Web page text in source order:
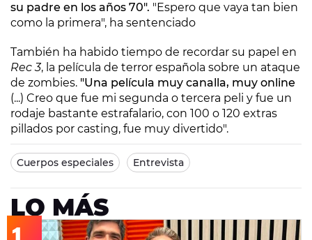
su padre en los años 70". "Espero que vaya tan bien
como la primera", ha sentenciado
También ha habido tiempo de recordar su papel en
Rec 3, la película de terror española sobre un ataque
de zombies. "Una película muy canalla, muy online
(...) Creo que fue mi segunda o tercera peli y fue un
rodaje bastante estrafalario, con 100 o 120 extras
pillados por casting, fue muy divertido".
Cuerpos especiales Entrevista
LO MÁS